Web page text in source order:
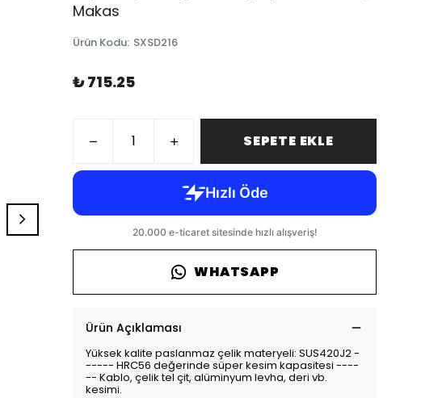
Makas
Ürün Kodu: SXSD216
₺ 715.25
SEPETE EKLE
WHATSAPP
Ürün Açıklaması
Yüksek kalite paslanmaz çelik materyeli: SUS420J2 -
----- HRC56 değerinde süper kesim kapasitesi ----
-- Kablo, çelik tel çit, alüminyum levha, deri vb.
kesimi.